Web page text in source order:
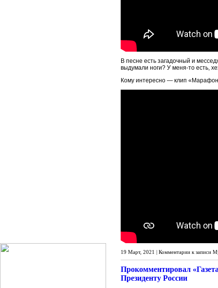
В песне есть загадочный и
выдумали ноги? У меня-то есть,
Кому интересно — клип
19 Март, 2021 | Комментарии к записи
Прокомментировал
Президенту России